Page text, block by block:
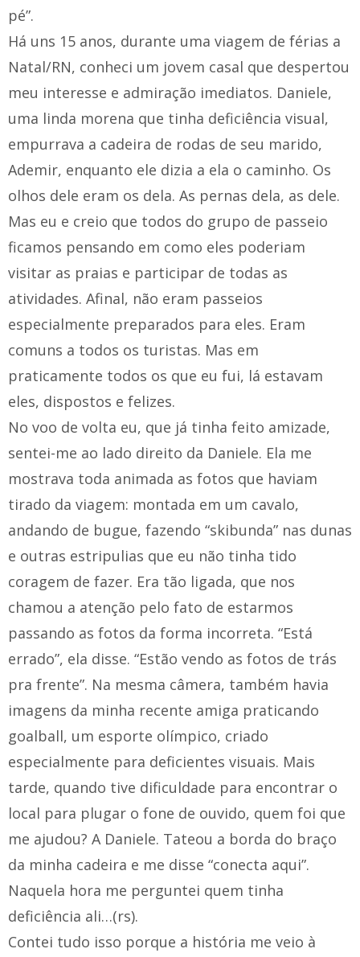
pé”.
Há uns 15 anos, durante uma viagem de férias a
Natal/RN, conheci um jovem casal que despertou
meu interesse e admiração imediatos. Daniele,
uma linda morena que tinha deficiência visual,
empurrava a cadeira de rodas de seu marido,
Ademir, enquanto ele dizia a ela o caminho. Os
olhos dele eram os dela. As pernas dela, as dele.
Mas eu e creio que todos do grupo de passeio
ficamos pensando em como eles poderiam
visitar as praias e participar de todas as
atividades. Afinal, não eram passeios
especialmente preparados para eles. Eram
comuns a todos os turistas. Mas em
praticamente todos os que eu fui, lá estavam
eles, dispostos e felizes.
No voo de volta eu, que já tinha feito amizade,
sentei-me ao lado direito da Daniele. Ela me
mostrava toda animada as fotos que haviam
tirado da viagem: montada em um cavalo,
andando de bugue, fazendo “skibunda” nas dunas
e outras estripulias que eu não tinha tido
coragem de fazer. Era tão ligada, que nos
chamou a atenção pelo fato de estarmos
passando as fotos da forma incorreta. “Está
errado”, ela disse. “Estão vendo as fotos de trás
pra frente”. Na mesma câmera, também havia
imagens da minha recente amiga praticando
goalball, um esporte olímpico, criado
especialmente para deficientes visuais. Mais
tarde, quando tive dificuldade para encontrar o
local para plugar o fone de ouvido, quem foi que
me ajudou? A Daniele. Tateou a borda do braço
da minha cadeira e me disse “conecta aqui”.
Naquela hora me perguntei quem tinha
deficiência ali…(rs).
Contei tudo isso porque a história me veio à